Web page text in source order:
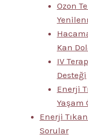
Ozon
Kan
IV
Desteği
Enerji
Yaşam
Enerji
Sorular